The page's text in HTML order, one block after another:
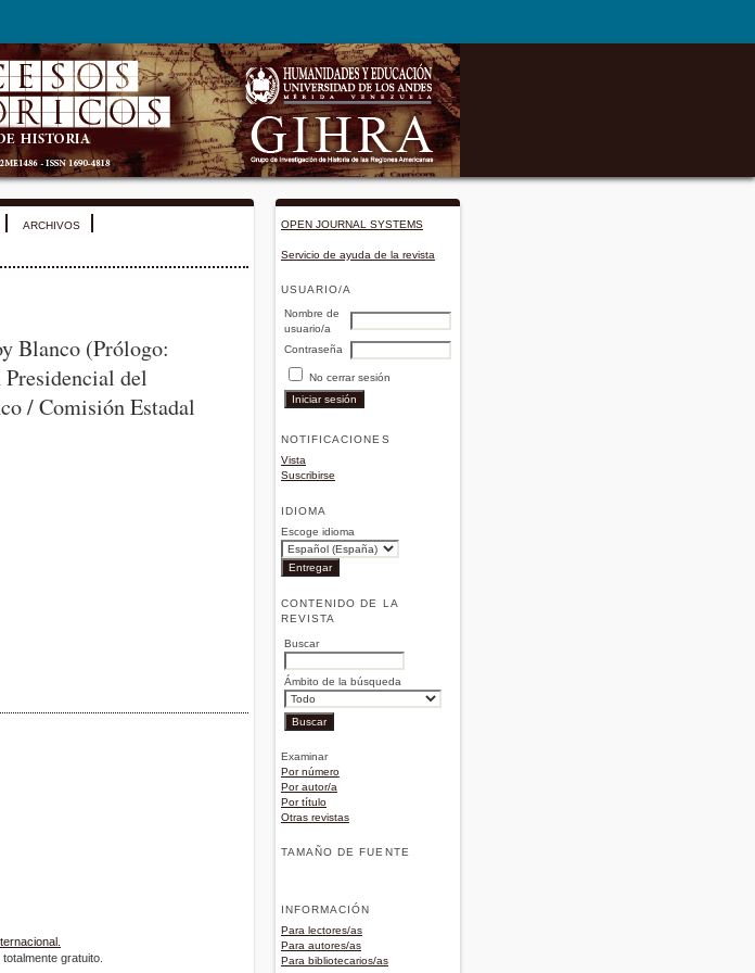
OPEN JOURNAL SYSTEMS
Servicio de ayuda de la revista
USUARIO/A
Nombre de
usuario/a
Contraseña
No cerrar sesión
NOTIFICACIONES
Vista
Suscribirse
IDIOMA
Escoge idioma
CONTENIDO DE LA
REVISTA
Buscar
Ámbito de la búsqueda
Examinar
Por número
Por autor/a
Por título
Otras revistas
TAMAÑO DE FUENTE
INFORMACIÓN
Para lectores/as
Para autores/as
Para bibliotecarios/as
ARCHIVOS
Blanco (Prólogo:
del
/ Comisión Estadal
gratuito.